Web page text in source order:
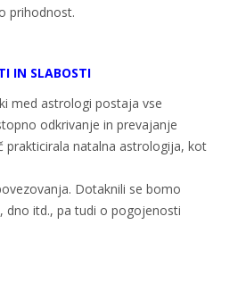
prihodnost.
IN SLABOSTI
med astrologi postaja vse
odkrivanje in prevajanje
prakticirala natalna astrologija, kot
Dotaknili se bomo
dno itd., pa tudi o pogojenosti